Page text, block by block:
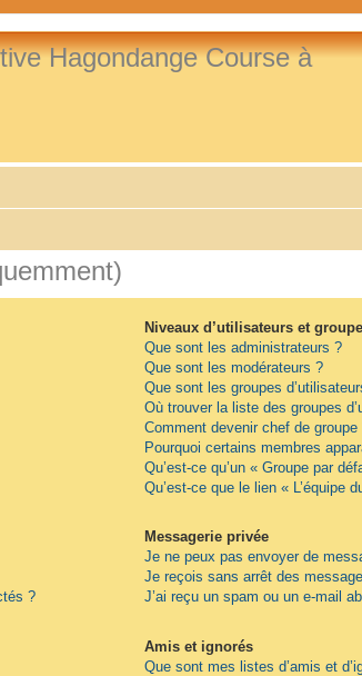
Hagondange Course à
?
Niveaux d’utilisateurs et
Que sont les administrateurs ?
Que sont les modérateurs ?
Que sont les groupes
Où trouver la liste des groupes
Comment devenir chef de groupe
Pourquoi certains membres
Qu’est-ce qu’un « Groupe par
Qu’est-ce que le lien « L’équipe
Messagerie privée
Je ne peux pas envoyer de
Je reçois sans arrêt des
J’ai reçu un spam ou un e-mail
Amis et ignorés
Que sont mes listes d’amis et